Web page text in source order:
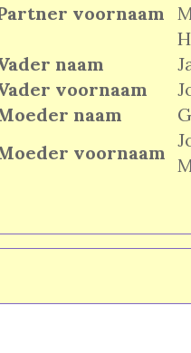
voornaam
naam
voornaam
naam
voornaam